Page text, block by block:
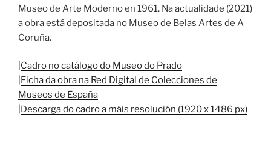
Museo de Arte Moderno en 1961. Na actualidade (2021)
a obra está depositada no Museo de Belas Artes de A
Coruña.
Cadro no catálogo do Museo do Prado
Ficha da obra na Red Digital de Colecciones de
Museos de España
Descarga do cadro a máis resolución (1920 x 1486 px)